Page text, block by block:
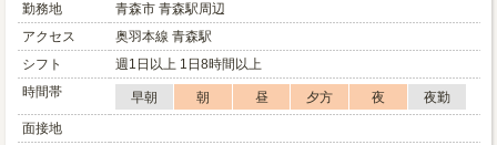
勤務地
青森市 青森駅周辺
アクセス
奥羽本線 青森駅
シフト
週1日以上 1日8時間以上
時間帯
早朝 朝 昼 夕方 夜
夜勤
面接地